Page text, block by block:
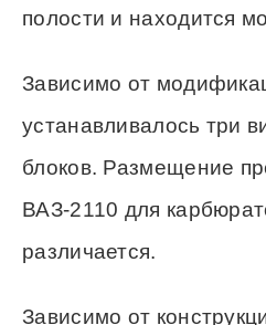
полости и находится
Зависимо от
устанавливалось три
блоков. Размещение
ВАЗ-2110 для
различается.
Зависимо от